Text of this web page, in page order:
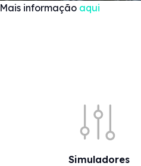
Mais informação aqui
Simuladores